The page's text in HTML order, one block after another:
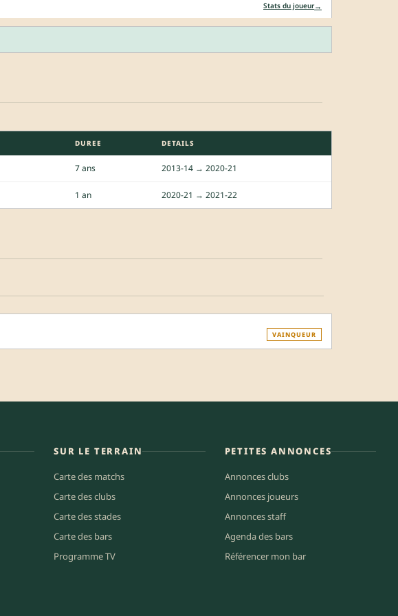
Stats du joueur→
DUREE DETAILS
7 ans 2013-14 → 2020-21
1 an 2020-21 → 2021-22
VAINQUEUR
SUR LE TERRAIN
Carte des matchs
Carte des clubs
Carte des stades
Carte des bars
Programme TV
PETITES ANNONCES
Annonces clubs
Annonces joueurs
Annonces staff
Agenda des bars
Référencer mon bar